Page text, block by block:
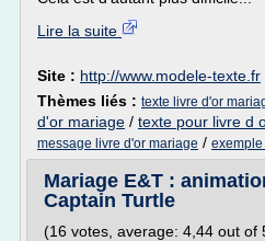
Lire la suite
Site : http://www.modele-texte.fr
Thèmes liés : texte livre d'or
d'or mariage / texte pour livre d
message livre d'or mariage /
Mariage E&T :
Captain Turtle
(16 votes, average: 4,44 out of